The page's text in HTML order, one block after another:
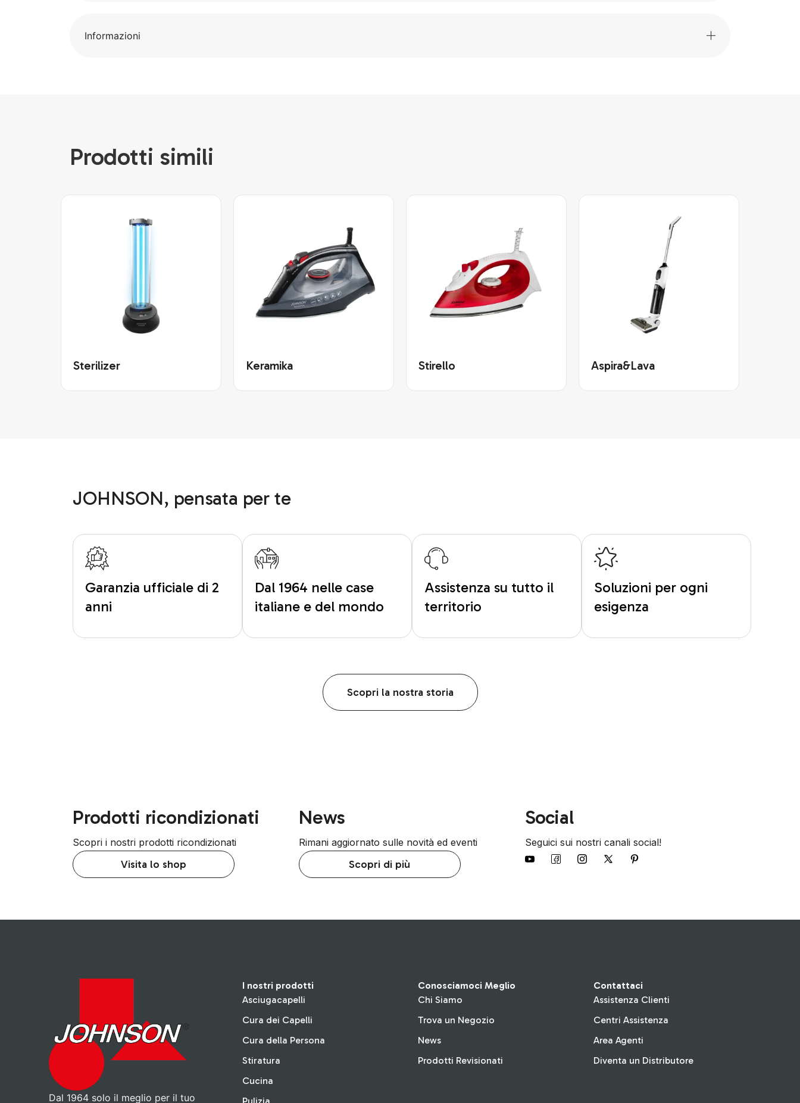
Informazioni
Prodotti simili
Sterilizer Keramika Stirello Aspira&Lava
JOHNSON, pensata per te
Garanzia ufficiale di 2
anni
Dal 1964 nelle case
italiane e del mondo
Assistenza su tutto il
territorio
Soluzioni per ogni
esigenza
Scopri la nostra storia
Prodotti ricondizionati
Scopri i nostri prodotti ricondizionati
Visita lo shop
News
Rimani aggiornato sulle novità ed eventi
Scopri di più
Social
Seguici sui nostri canali social!
Dal 1964 solo il meglio per il tuo
I nostri prodotti
Asciugacapelli
Cura dei Capelli
Cura della Persona
Stiratura
Cucina
Conosciamoci Meglio
Chi Siamo
Trova un Negozio
News
Prodotti Revisionati
Contattaci
Assistenza Clienti
Centri Assistenza
Area Agenti
Diventa un Distributore